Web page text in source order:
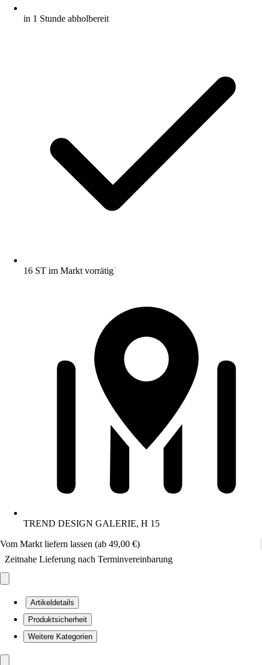
in 1 Stunde abholbereit
16 ST im Markt vorrätig
TREND DESIGN GALERIE, H 15
Vom Markt liefern lassen (ab 49,00 €)
Zeitnahe Lieferung nach Terminvereinbarung
Artikeldetails
Produktsicherheit
Weitere Kategorien